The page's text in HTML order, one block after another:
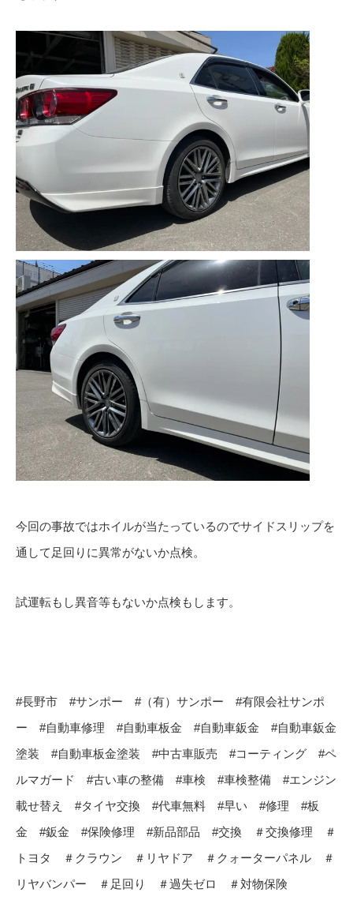
今回の事故ではホイルが当たっているのでサイドスリップを
通して足回りに異常がないか点検。
試運転もし異音等もないか点検もします。
#長野市 #サンポー #（有）サンポー #有限会社サンポ
ー #自動車修理 #自動車板金 #自動車鈑金 #自動車鈑金
塗装 #自動車板金塗装 #中古車販売 #コーティング #ペ
ルマガード #古い車の整備 #車検 #車検整備 #エンジン
載せ替え #タイヤ交換 #代車無料 #早い #修理 #板
金 #鈑金 #保険修理 #新品部品 #交換 ＃交換修理 ＃
トヨタ ＃クラウン ＃リヤドア ＃クォーターパネル ＃
リヤバンパー ＃足回り ＃過失ゼロ ＃対物保険